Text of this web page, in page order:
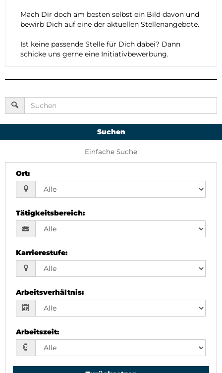
Mach Dir doch am besten selbst ein Bild davon und
bewirb Dich auf eine der aktuellen Stellenangebote.
Ist keine passende Stelle für Dich dabei? Dann
schicke uns gerne eine Initiativbewerbung.
Suchen
Einfache Suche
Ort:
Tätigkeitsbereich:
Karrierestufe:
Arbeitsverhältnis:
Arbeitszeit: